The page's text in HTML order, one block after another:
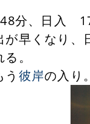
分、日入 17
が早くなり、
。
彼岸の入り